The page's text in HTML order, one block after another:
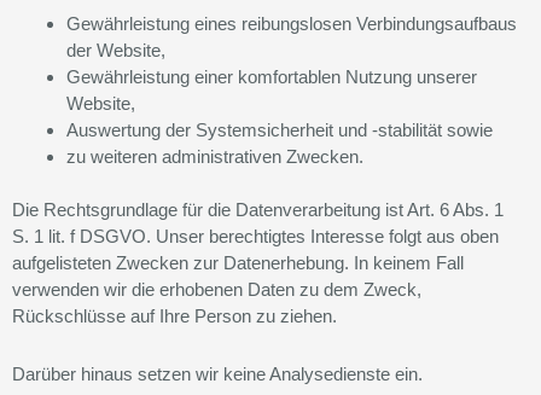
Gewährleistung eines reibungslosen Verbindungsaufbaus
der Website,
Gewährleistung einer komfortablen Nutzung unserer
Website,
Auswertung der Systemsicherheit und -stabilität sowie
zu weiteren administrativen Zwecken.
Die Rechtsgrundlage für die Datenverarbeitung ist Art. 6 Abs. 1
S. 1 lit. f DSGVO. Unser berechtigtes Interesse folgt aus oben
aufgelisteten Zwecken zur Datenerhebung. In keinem Fall
verwenden wir die erhobenen Daten zu dem Zweck,
Rückschlüsse auf Ihre Person zu ziehen.
Darüber hinaus setzen wir keine Analysedienste ein.